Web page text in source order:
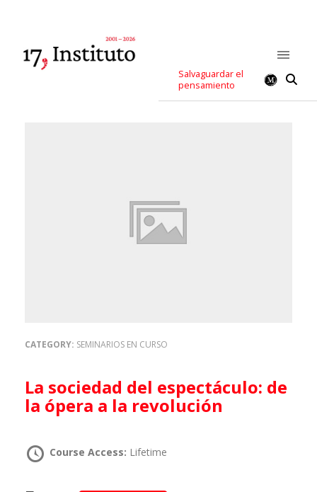
Salvaguardar el
pensamiento
CATEGORY: SEMINARIOS EN CURSO
La sociedad del espectáculo: de
la ópera a la revolución
Course Access: Lifetime